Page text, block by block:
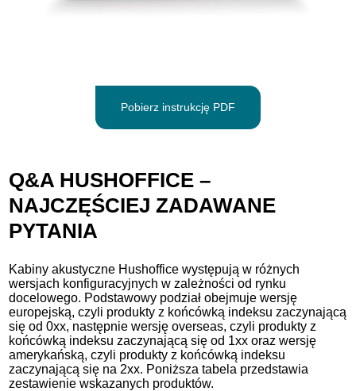
Pobierz instrukcję PDF
Q&A HUSHOFFICE –
NAJCZĘŚCIEJ ZADAWANE
PYTANIA
Kabiny akustyczne Hushoffice występują w różnych
wersjach konfiguracyjnych w zależności od rynku
docelowego. Podstawowy podział obejmuje wersję
europejską, czyli produkty z końcówką indeksu zaczynającą
się od 0xx, następnie wersję overseas, czyli produkty z
końcówką indeksu zaczynającą się od 1xx oraz wersję
amerykańską, czyli produkty z końcówką indeksu
zaczynającą się na 2xx. Poniższa tabela przedstawia
zestawienie wskazanych produktów.